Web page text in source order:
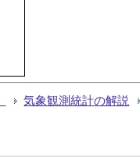
気象観測統計の解説